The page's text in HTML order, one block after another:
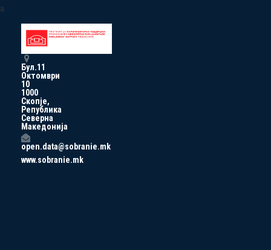
a
Бул.11
Октомври
10
1000
Скопје,
Република
Северна
Македонија
open.data@sobranie.mk
www.sobranie.mk